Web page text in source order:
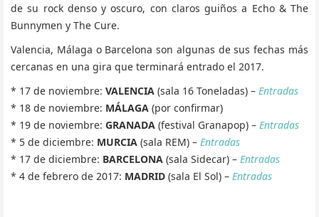
de su rock denso y oscuro, con claros guiños a Echo & The
Bunnymen y The Cure.
Valencia, Málaga o Barcelona son algunas de sus fechas más
cercanas en una gira que terminará entrado el 2017.
* 17 de noviembre: VALENCIA (sala 16 Toneladas) – Entradas
* 18 de noviembre: MÁLAGA (por confirmar)
* 19 de noviembre: GRANADA (festival Granapop) – Entradas
* 5 de diciembre: MURCIA (sala REM) – Entradas
* 17 de diciembre: BARCELONA (sala Sidecar) – Entradas
* 4 de febrero de 2017: MADRID (sala El Sol) – Entradas